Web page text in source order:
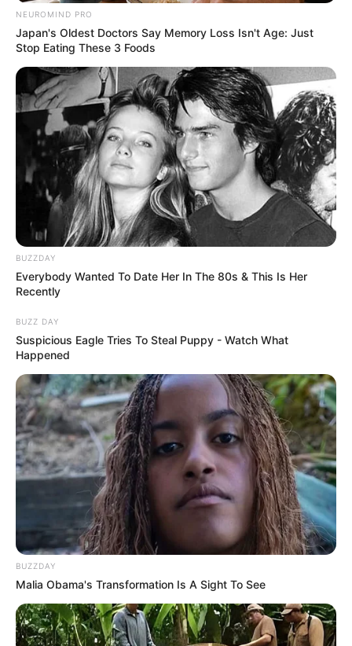
6) Corte a parte de cima ao meio e costure para
deixe a gravatinha com o colarinho, também
ficará uma graça!
Está pronta a sugestão de hoje. Aqui a estampa
NEUROMIND PRO
Japan's Oldest Doctors Say Memory Loss Isn't Age: Just
Stop Eating These 3 Foods
BUZZDAY
Everybody Wanted To Date Her In The 80s & This Is Her
Recently
BUZZ DAY
Suspicious Eagle Tries To Steal Puppy - Watch What
Happened
BUZZDAY
Malia Obama's Transformation Is A Sight To See